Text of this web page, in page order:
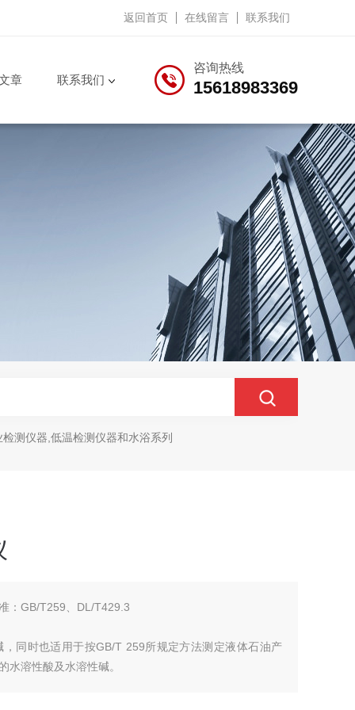
返回首页 在线留言 联系我们
咨询热线
15618983369
章 联系我们
测仪器,低温检测仪器和水浴系列
：GB/T259、DL/T429.3
同时也适用于按GB/T 259所规定方法测定液体石油产
水溶性酸及水溶性碱。